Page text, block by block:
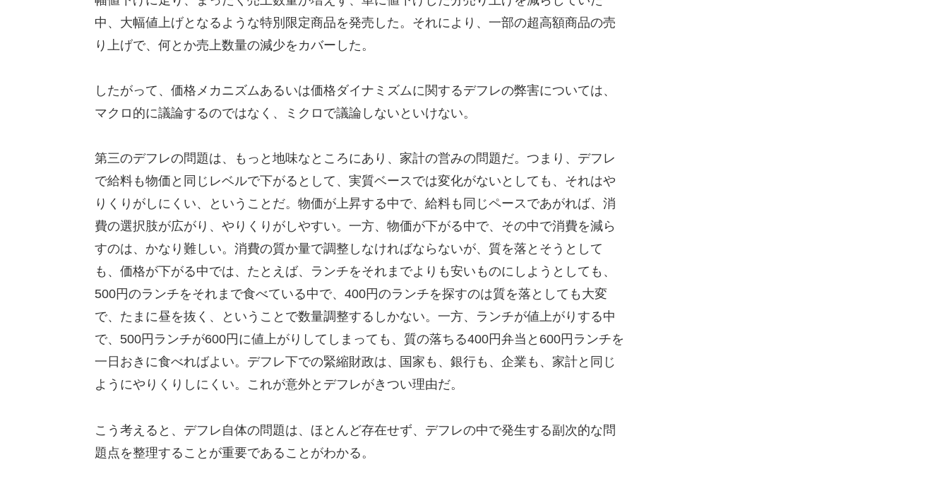
中、大幅値上げとなるような特別限定商品を発売した。それにより、一部の超高額商品の売
り上げで、何とか売上数量の減少をカバーした。
したがって、価格メカニズムあるいは価格ダイナミズムに関するデフレの弊害については、
マクロ的に議論するのではなく、ミクロで議論しないといけない。
第三のデフレの問題は、もっと地味なところにあり、家計の営みの問題だ。つまり、デフレ
で給料も物価と同じレベルで下がるとして、実質ベースでは変化がないとしても、それはや
りくりがしにくい、ということだ。物価が上昇する中で、給料も同じペースであがれば、消
費の選択肢が広がり、やりくりがしやすい。一方、物価が下がる中で、その中で消費を減ら
すのは、かなり難しい。消費の質か量で調整しなければならないが、質を落とそうとして
も、価格が下がる中では、たとえば、ランチをそれまでよりも安いものにしようとしても、
500円のランチをそれまで食べている中で、400円のランチを探すのは質を落としても大変
で、たまに昼を抜く、ということで数量調整するしかない。一方、ランチが値上がりする中
で、500円ランチが600円に値上がりしてしまっても、質の落ちる400円弁当と600円ランチを
一日おきに食べればよい。デフレ下での緊縮財政は、国家も、銀行も、企業も、家計と同じ
ようにやりくりしにくい。これが意外とデフレがきつい理由だ。
こう考えると、デフレ自体の問題は、ほとんど存在せず、デフレの中で発生する副次的な問
題点を整理することが重要であることがわかる。